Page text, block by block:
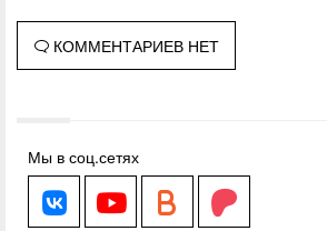
КОММЕНТАРИЕВ НЕТ
Мы в соц.сетях
WhiteMagicWhiteMagicBoosty.to